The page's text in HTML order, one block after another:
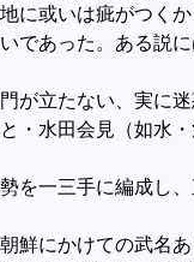
に或いは疵がつく
あった。ある説
立たない、実に迷
水田会見（如水
一三手に編成し
にかけての武名